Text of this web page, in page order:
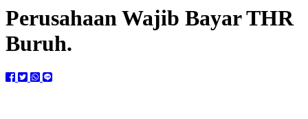
Perusahaan Wajib Bayar THR
Buruh.